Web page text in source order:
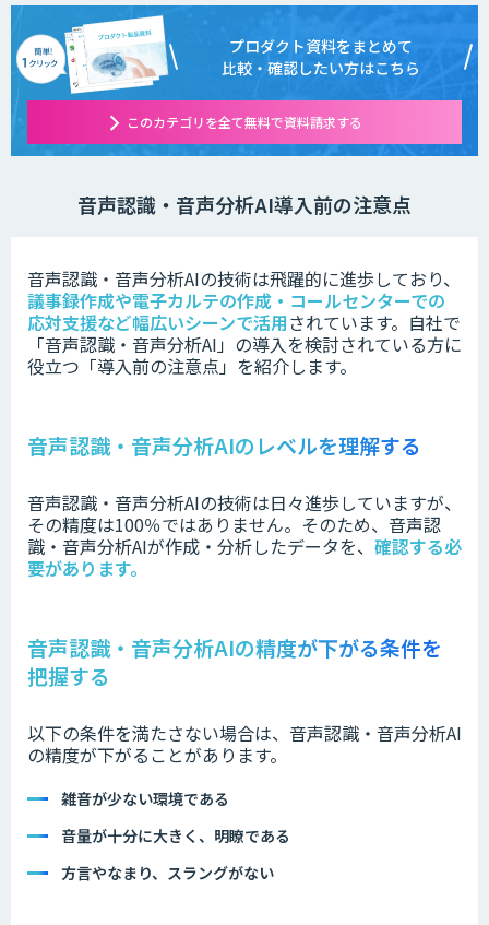
プロダクト資料をまとめて
比較・確認したい方はこちら
このカテゴリを全て無料で資料請求する
音声認識・音声分析AI導入前の注意点
音声認識・音声分析AIの技術は飛躍的に進歩しており、
議事録作成や電子カルテの作成・コールセンターでの
応対支援など幅広いシーンで活用されています。 自社で
「音声認識・音声分析AI」の導入を検討されている方に
役立つ「導入前の注意点」を紹介します。
音声認識・音声分析AIのレベルを理解する
音声認識・音声分析AIの技術は日々進歩していますが、
その精度は100％ではありません。そのため、音声認
識・音声分析AIが作成・分析したデータを、 確認する必
要があります。
音声認識・音声分析AIの精度が下がる条件を
把握する
以下の条件を満たさない場合は、音声認識・音声分析AI
の精度が下がることがあります。
雑音が少ない環境である
音量が十分に大きく、明瞭である
方言やなまり、スラングがない